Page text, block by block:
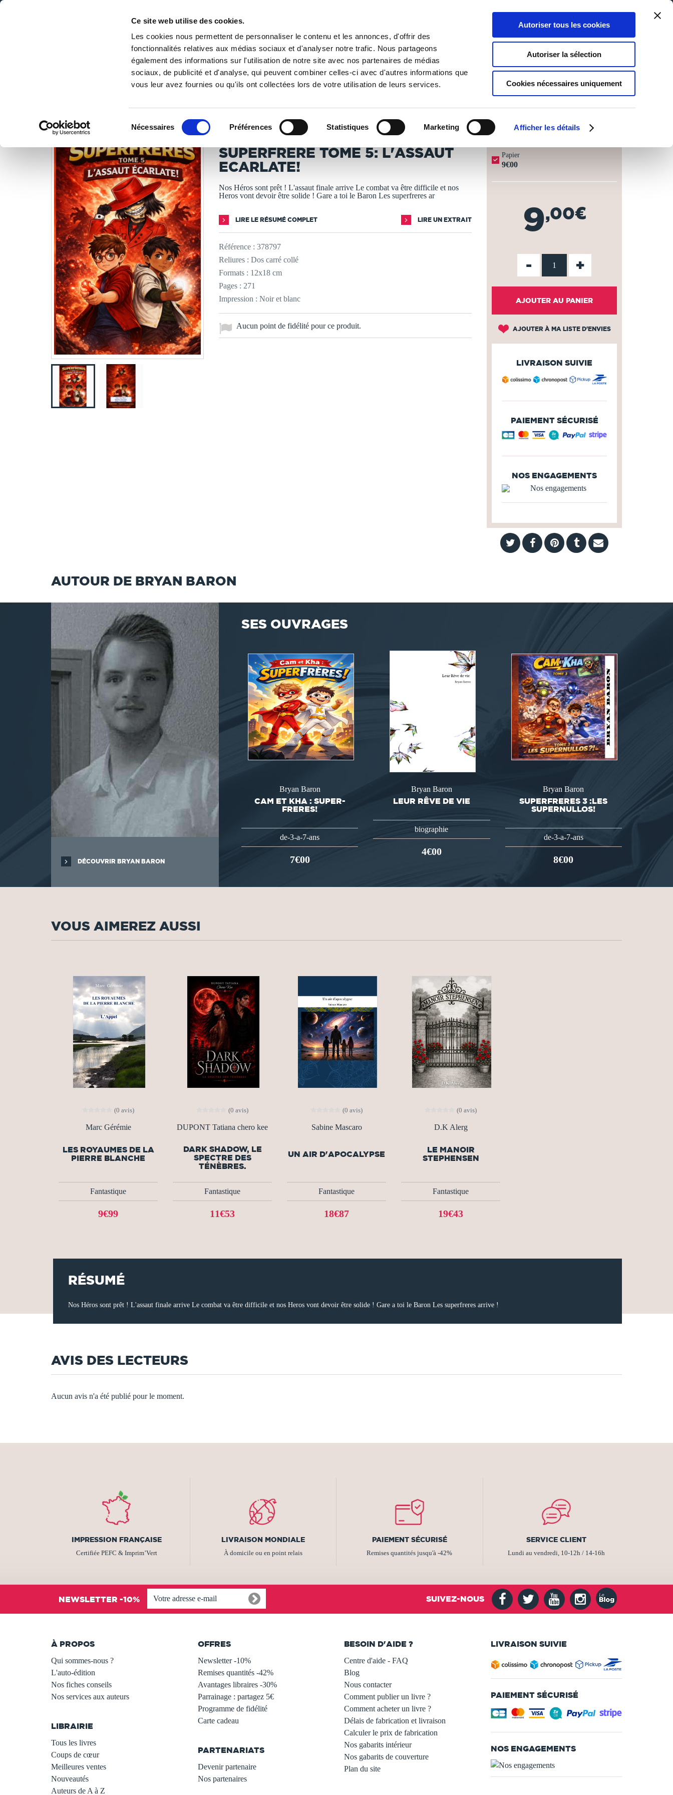
Ce site web utilise des cookies.
Les cookies nous permettent de personnaliser le contenu et les annonces, d'offrir des
fonctionnalités relatives aux médias sociaux et d'analyser notre trafic. Nous partageons
également des informations sur l'utilisation de notre site avec nos partenaires de médias
sociaux, de publicité et d'analyse, qui peuvent combiner celles-ci avec d'autres informations que
vous leur avez fournies ou qu'ils ont collectées lors de votre utilisation de leurs services.
Nécessaires Préférences Statistiques Marketing Afficher les détails
Autoriser tous les cookies
Autoriser la sélection
Cookies nécessaires uniquement
DE LA PAGE BLANCHE... AU BEST SELLER
0
Panier
0
Ma liste
Connexion
PUBLIER UN LIVRE LIBRAIRIE
/ Jeunesse & ados / De 8 à 12 ans / SuperFrère Tome 5: L'Assaut Ecarlate!
LES LIVRES SONT IMPRIMÉS À LA DEMANDE - DÉLAI ACTUEL : 3 À 5 JOURS OUVRÉS ⏱️
SUPERFRÈRE TOME 5: L'ASSAUT
ECARLATE!
Nos Héros sont prêt ! L'assaut finale arrive Le combat va être difficile et nos
Heros vont devoir être solide ! Gare a toi le Baron Les superfreres ar
LIRE LE RÉSUMÉ COMPLET LIRE UN EXTRAIT
Référence : 378797
Reliures : Dos carré collé
Formats : 12x18 cm
Pages : 271
Impression : Noir et blanc
Aucun point de fidélité pour ce produit.
Papier
9€00
9,00€
- +
AJOUTER AU PANIER
AJOUTER À MA LISTE D'ENVIES
LIVRAISON SUIVIE
PAIEMENT SÉCURISÉ
NOS ENGAGEMENTS
AUTOUR DE BRYAN BARON
DÉCOUVRIR BRYAN BARON
SES OUVRAGES
Bryan Baron
CAM ET KHA : SUPER-
FRERES!
de-3-a-7-ans
7€00
Bryan Baron
LEUR RÊVE DE VIE
biographie
4€00
Bryan Baron
SUPERFRERES 3 :LES
SUPERNULLOS!
de-3-a-7-ans
8€00
VOUS AIMEREZ AUSSI
(0 avis)
Marc Gérémie
LES ROYAUMES DE LA
PIERRE BLANCHE
Fantastique
9€99
(0 avis)
DUPONT Tatiana chero kee
DARK SHADOW, LE
SPECTRE DES
TÉNÈBRES.
Fantastique
11€53
(0 avis)
Sabine Mascaro
UN AIR D'APOCALYPSE
Fantastique
18€87
(0 avis)
D.K Alerg
LE MANOIR
STEPHENSEN
Fantastique
19€43
RÉSUMÉ
Nos Héros sont prêt ! L'assaut finale arrive Le combat va être difficile et nos Heros vont devoir être solide ! Gare a toi le Baron Les superfreres arrive !
AVIS DES LECTEURS
Aucun avis n'a été publié pour le moment.
IMPRESSION FRANÇAISE
Certifiée PEFC & Imprim’Vert
LIVRAISON MONDIALE
À domicile ou en point relais
PAIEMENT SÉCURISÉ
Remises quantités jusqu'à -42%
SERVICE CLIENT
Lundi au vendredi, 10-12h / 14-16h
NEWSLETTER -10% SUIVEZ-NOUS
À PROPOS
Qui sommes-nous ?
L'auto-édition
Nos fiches conseils
Nos services aux auteurs
LIBRAIRIE
Tous les livres
Coups de cœur
Meilleures ventes
Nouveautés
Auteurs de A à Z
OFFRES
Newsletter -10%
Remises quantités -42%
Avantages libraires -30%
Parrainage : partagez 5€
Programme de fidélité
Carte cadeau
PARTENARIATS
Devenir partenaire
Nos partenaires
BESOIN D'AIDE ?
Centre d'aide - FAQ
Blog
Nous contacter
Comment publier un livre ?
Comment acheter un livre ?
Délais de fabrication et livraison
Calculer le prix de fabrication
Nos gabarits intérieur
Nos gabarits de couverture
Plan du site
LIVRAISON SUIVIE
PAIEMENT SÉCURISÉ
NOS ENGAGEMENTS